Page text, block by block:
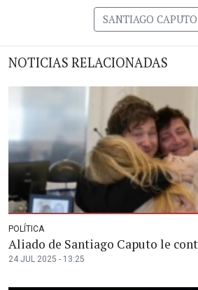
SANTIAGO CAPUTO
NOTICIAS RELACIONADAS
POLÍTICA
Aliado de Santiago Caputo le
24 JUL 2025 - 13:25